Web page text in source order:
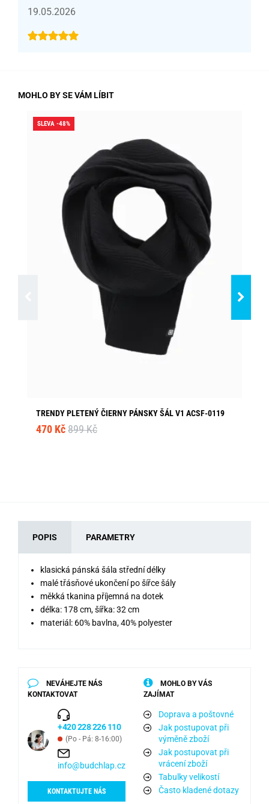
19.05.2026
MOHLO BY SE VÁM LÍBIT
SLEVA -48%
TRENDY PLETENÝ ČIERNY PÁNSKY ŠÁL V1 ACSF-0119
470 Kč 899 Kč
POPIS PARAMETRY
klasická pánská šála střední délky
malé třásňové ukončení po šířce šály
měkká tkanina příjemná na dotek
délka: 178 cm, šířka: 32 cm
materiál: 60% bavlna, 40% polyester
NEVÁHEJTE NÁS
KONTAKTOVAT
+420 228 226 110
(Po - Pá: 8-16:00)
info@budchlap.cz
KONTAKTUJTE NÁS
MOHLO BY VÁS
ZAJÍMAT
Doprava a poštovné
Jak postupovat při
výměně zboží
Jak postupovat při
vrácení zboží
Tabulky velikostí
Často kladené dotazy